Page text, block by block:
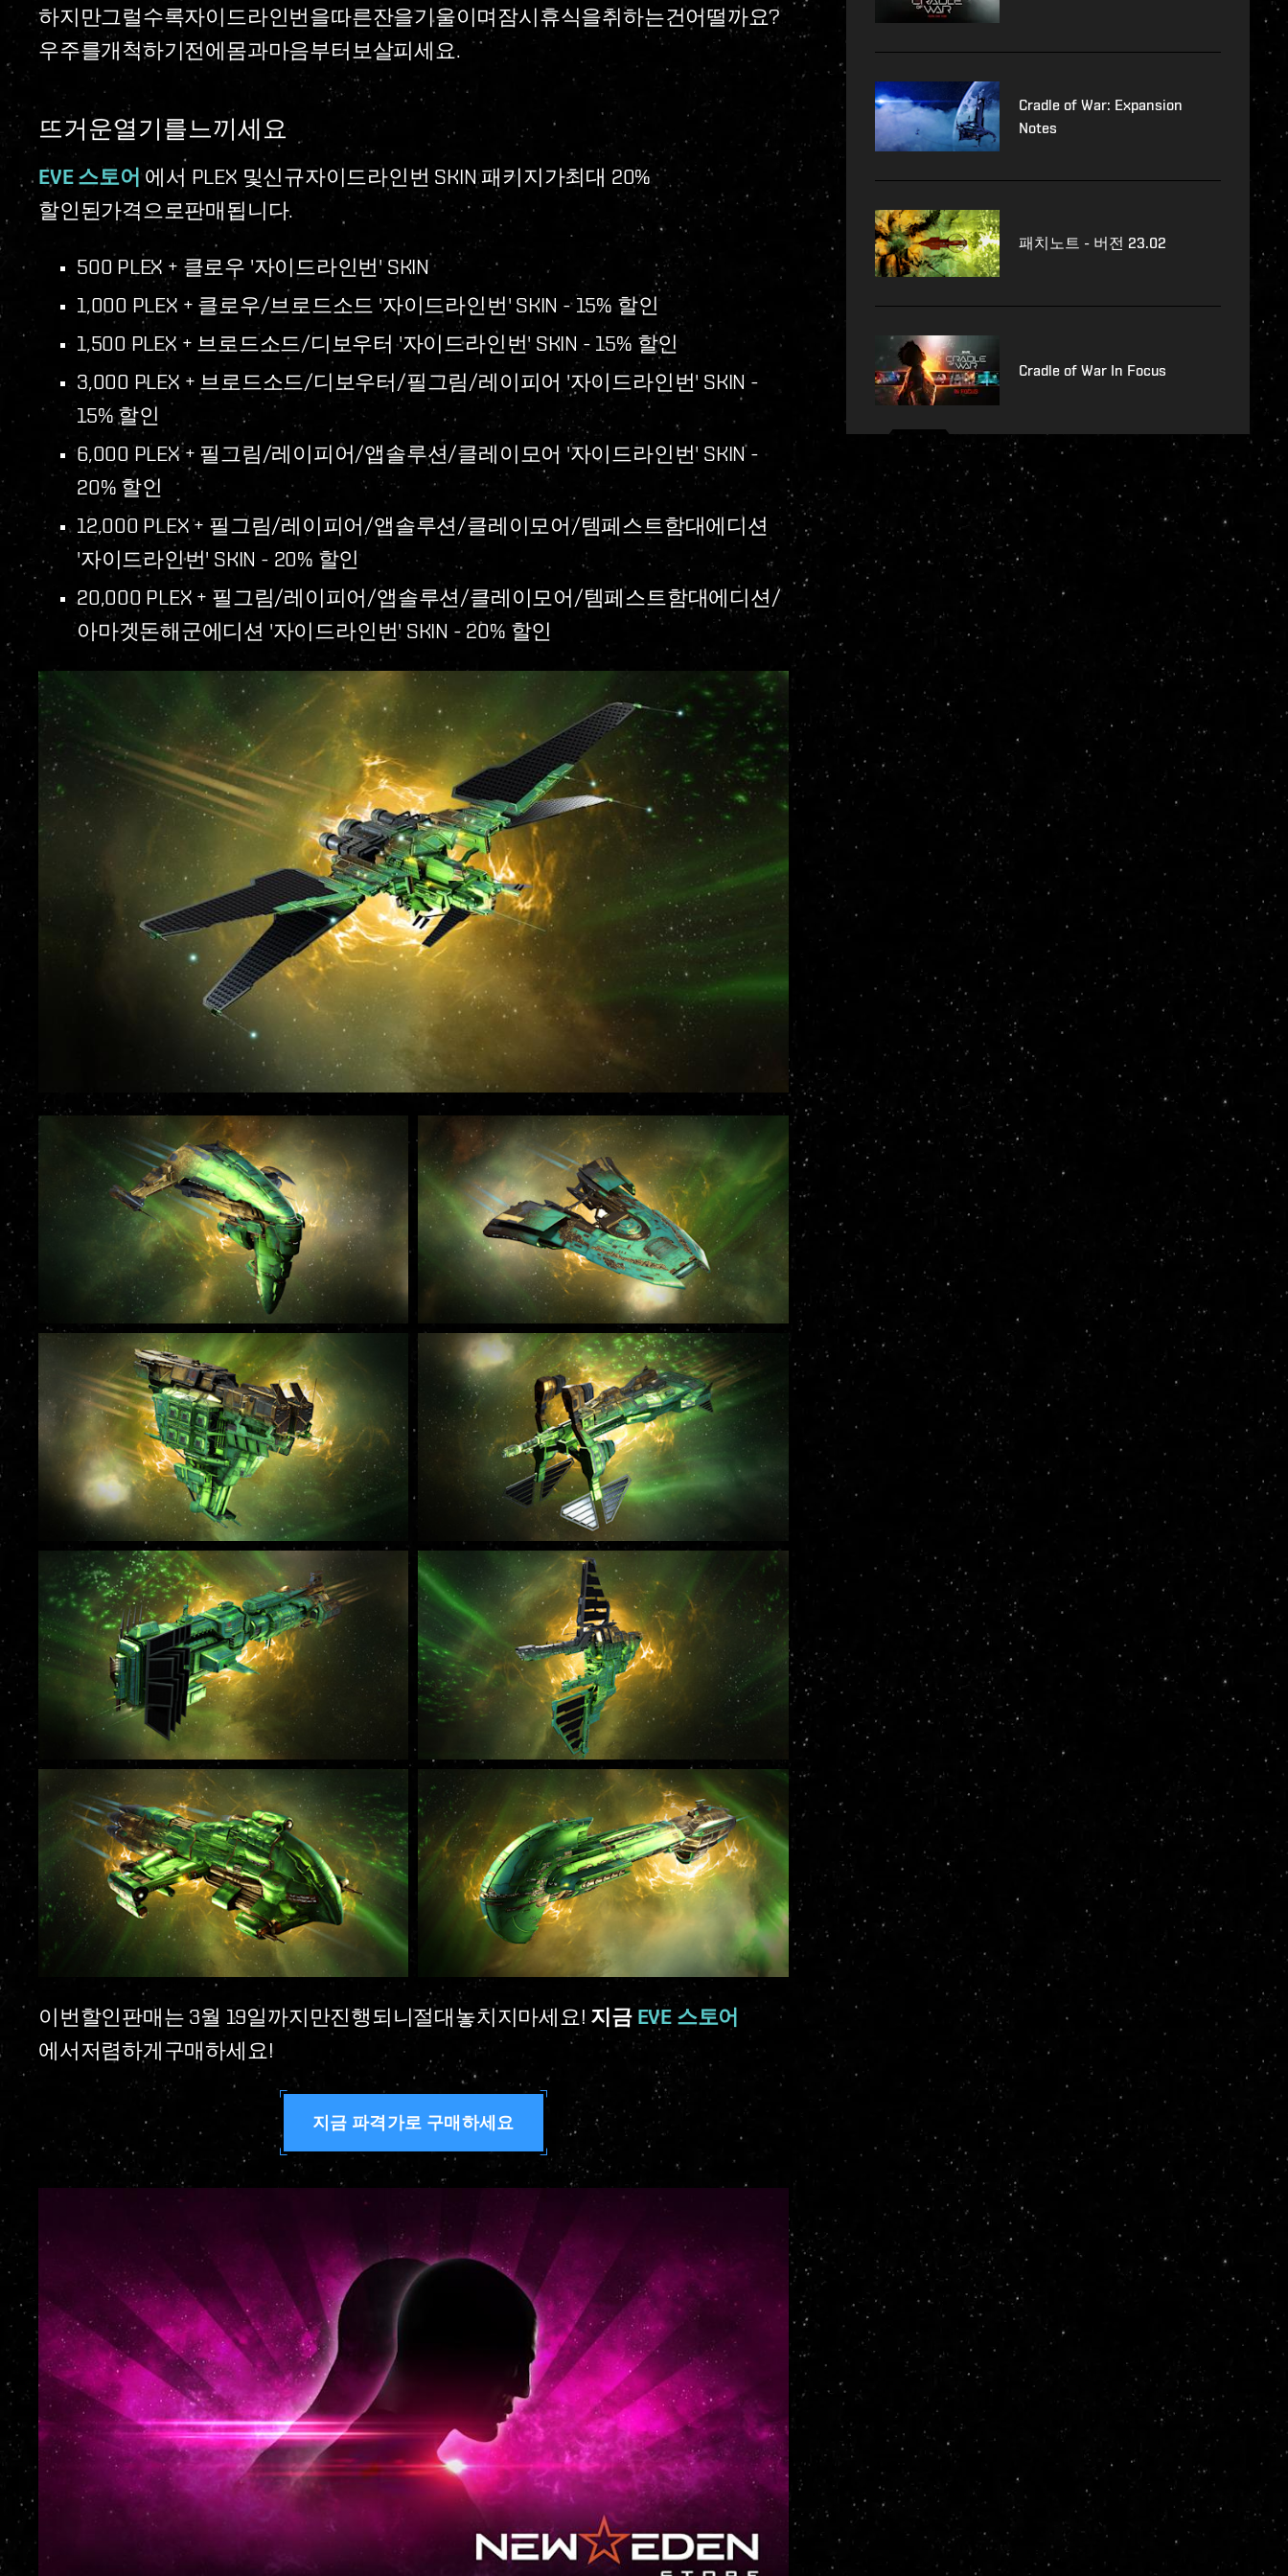
하지만그럴수록자이드라인번을따른잔을기울이며잠시휴식을취하는건어떨까요?
우주를개척하기전에몸과마음부터보살피세요.
뜨거운열기를느끼세요
EVE 스토어 에서 PLEX 및신규자이드라인번 SKIN 패키지가최대 20%
할인된가격으로판매됩니다.
500 PLEX + 클로우 '자이드라인번' SKIN
1,000 PLEX + 클로우/브로드소드 '자이드라인번' SKIN - 15% 할인
1,500 PLEX + 브로드소드/디보우터 '자이드라인번' SKIN - 15% 할인
3,000 PLEX + 브로드소드/디보우터/필그림/레이피어 '자이드라인번' SKIN -
15% 할인
6,000 PLEX + 필그림/레이피어/앱솔루션/클레이모어 '자이드라인번' SKIN -
20% 할인
12,000 PLEX + 필그림/레이피어/앱솔루션/클레이모어/템페스트함대에디션
'자이드라인번' SKIN - 20% 할인
20,000 PLEX + 필그림/레이피어/앱솔루션/클레이모어/템페스트함대에디션/
아마겟돈해군에디션 '자이드라인번' SKIN - 20% 할인
이번할인판매는 3월 19일까지만진행되니절대놓치지마세요! 지금 EVE 스토어
에서저렴하게구매하세요!
지금 파격가로 구매하세요
Cradle of War: Expansion
Notes
패치노트 - 버전 23.02
Cradle of War In Focus